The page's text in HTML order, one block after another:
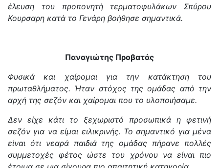
έλευση του προπονητή τερματοφυλάκων Σπύρου
Κουρσαρη κατά το Γενάρη βοήθησε σημαντικά.
Παναγιώτης Προβατάς
Φυσικά και χαίρομαι για την κατάκτηση του
πρωταθλήματος. Ήταν στόχος της ομάδας από την
αρχή της σεζόν και χαίρομαι που το υλοποιήσαμε.
Δεν είχε κάτι το ξεχωριστό προσωπικά η φετινή
σεζόν για να είμαι ειλικρινής. Το σημαντικό για μένα
είναι ότι νεαρά παιδιά της ομάδας πήρανε πολλές
συμμετοχές φέτος ώστε του χρόνου να είναι πιο